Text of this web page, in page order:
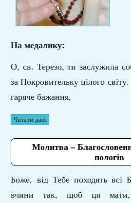
На медалику:
О, св. Терезо, ти заслужила
за Покровительку цілого
гаряче бажання,
Читати далі
Молитва –
пологів
Боже, від Тебе походять всі
вчини так, щоб ця мати,